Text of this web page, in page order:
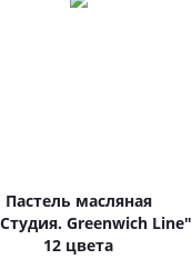
Пастель масляная
Greenwich
12 цвета